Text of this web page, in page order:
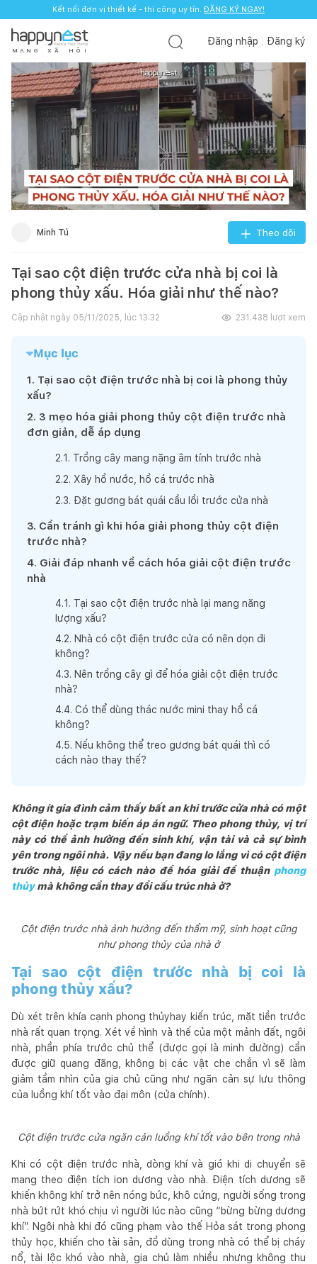
Kết nối đơn vị thiết kế - thi công uy tín. ĐĂNG KÝ NGAY!
M Ạ N G X Ã H Ộ I
Đăng nhập Đăng ký
Minh Tú Theo dõi
Tại sao cột điện trước cửa nhà bị coi là
phong thủy xấu. Hóa giải như thế nào?
Cập nhật ngày 05/11/2025, lúc 13:32 231.438 lượt xem
Mục lục
1. Tại sao cột điện trước nhà bị coi là phong thủy
xấu?
2. 3 mẹo hóa giải phong thủy cột điện trước nhà
đơn giản, dễ áp dụng
2.1 . Trồng cây mang nặng âm tính trước nhà
2.2. Xây hồ nước, hồ cá trước nhà
2.3. Đặt gương bát quái cầu lồi trước cửa nhà
3. Cần tránh gì khi hóa giải phong thủy cột điện
trước nhà?
4. Giải đáp nhanh về cách hóa giải cột điện trước
nhà
4.1 . Tại sao cột điện trước nhà lại mang năng
lượng xấu?
4.2. Nhà có cột điện trước cửa có nên dọn đi
không?
4.3. Nên trồng cây gì để hóa giải cột điện trước
nhà?
4.4. Có thể dùng thác nước mini thay hồ cá
không?
4.5. Nếu không thể treo gương bát quái thì có
cách nào thay thế?
Không ít gia đình cảm thấy bất an khi trước cửa nhà có một
cột điện hoặc trạm biến áp án ngữ. Theo phong thủy, vị trí
này có thể ảnh hưởng đến sinh khí, vận tài và cả sự bình
yên trong ngôi nhà. Vậy nếu bạn đang lo lắng vì có cột điện
trước nhà, liệu có cách nào để hóa giải để thuận phong
thủymà không cần thay đổi cấu trúc nhà ở?
Cột điện trước nhà ảnh hưởng đến thẩm mỹ, sinh hoạt cũng
như phong thủy của nhà ở
Tại sao cột điện trước nhà bị coi là
phong thủy xấu?
Dù xét trên khía cạnh phong thủyhay kiến trúc, mặt tiền trước
nhà rất quan trọng. Xét về hình và thế của một mảnh đất, ngôi
nhà, phần phía trước chủ thể (được gọi là minh đường) cần
được giữ quang đãng, không bị các vật che chắn vì sẽ làm
giảm tầm nhìn của gia chủ cũng như ngăn cản sự lưu thông
của luồng khí tốt vào đại môn (cửa chính).
Cột điện trước cửa ngăn cản luồng khí tốt vào bên trong nhà
Khi có cột điện trước nhà, dòng khí và gió khi di chuyển sẽ
mang theo điện tích ion dương vào nhà. Điện tích dương sẽ
khiến không khí trở nên nóng bức, khô cứng, người sống trong
nhà bứt rứt khó chịu vì người lúc nào cũng “bừng bừng dương
khí”. Ngôi nhà khi đó cũng phạm vào thế Hỏa sát trong phong
thủy học, khiến cho tài sản, đồ dùng trong nhà có thể bị cháy
nổ, tài lộc khó vào nhà, gia chủ làm nhiều nhưng không thu